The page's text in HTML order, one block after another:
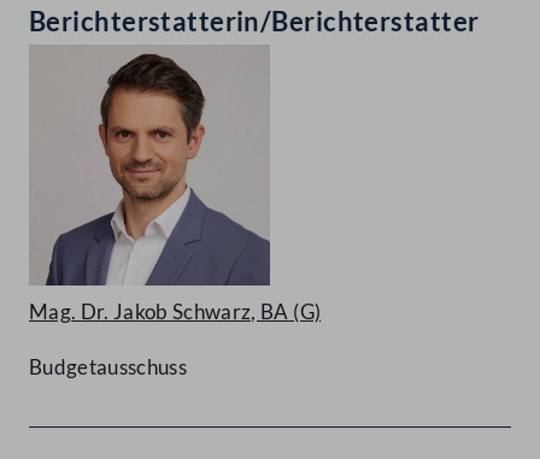
Berichterstatterin/Berichterstatter
Mag. Dr. Jakob Schwarz, BA (G)
Budgetausschuss